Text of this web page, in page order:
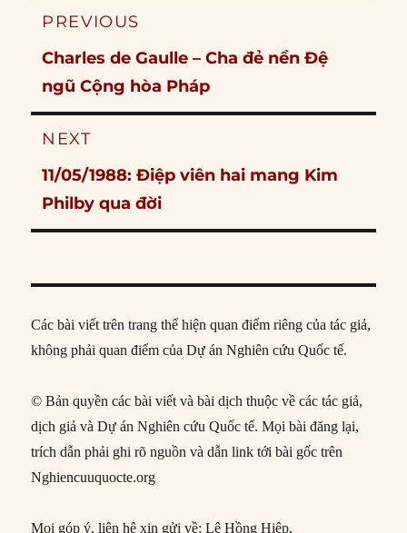
Post
PREVIOUS
Previous
post:
Charles de Gaulle – Cha đẻ nền Đệ
ngũ Cộng hòa Pháp
NEXT
Next
post:
11/05/1988: Điệp viên hai mang Kim
Philby qua đời
Các bài viết trên trang thể hiện quan điểm riêng của tác giả,
không phải quan điểm của Dự án Nghiên cứu Quốc tế.
© Bản quyền các bài viết và bài dịch thuộc về các tác giả,
dịch giả và Dự án Nghiên cứu Quốc tế. Mọi bài đăng lại,
trích dẫn phải ghi rõ nguồn và dẫn link tới bài gốc trên
Nghiencuuquocte.org
Mọi góp ý, liên hệ xin gửi về: Lê Hồng Hiệp,